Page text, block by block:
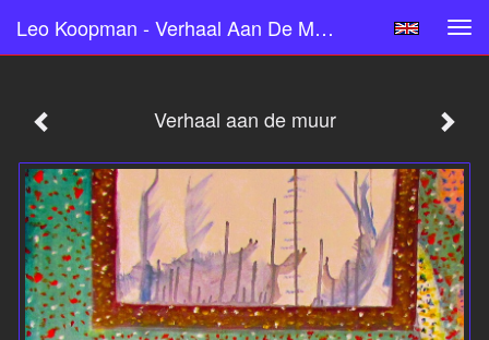
Leo Koopman - Verhaal Aan De Muur
Verhaal aan de muur